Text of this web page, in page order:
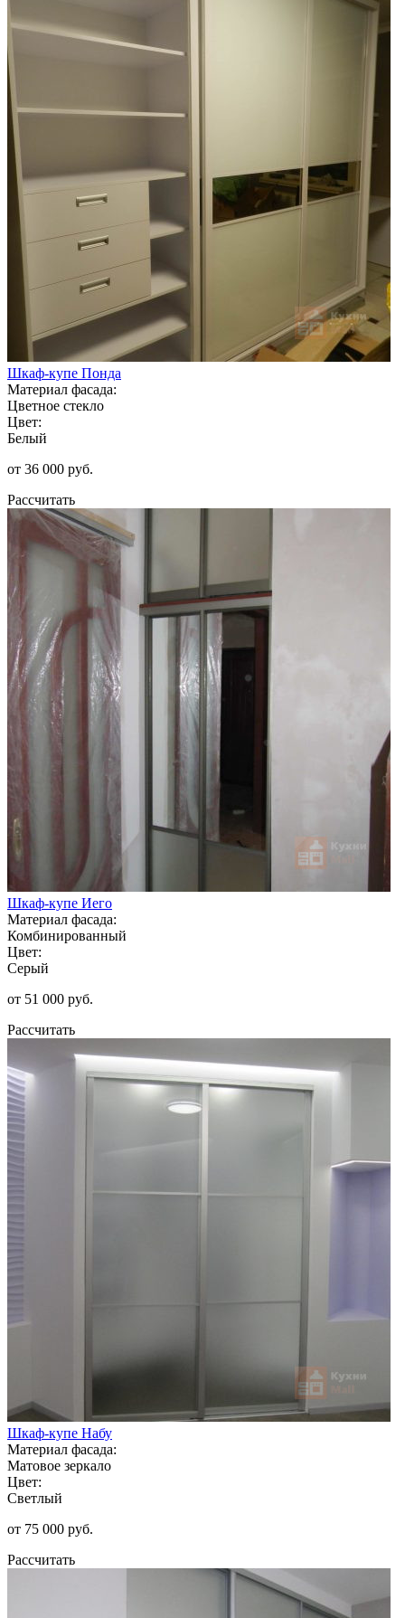
Шкаф-купе Понда
Материал фасада:
Цветное стекло
Цвет:
Белый
от 36 000 руб.
Рассчитать
Шкаф-купе Иего
Материал фасада:
Комбинированный
Цвет:
Серый
от 51 000 руб.
Рассчитать
Шкаф-купе Набу
Материал фасада:
Матовое зеркало
Цвет:
Светлый
от 75 000 руб.
Рассчитать